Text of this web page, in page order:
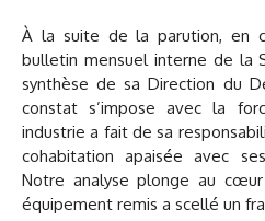
À la suite de la parution, en
bulletin mensuel interne de la
synthèse de sa Direction du
constat s’impose avec la
industrie a fait de sa
cohabitation apaisée avec
Notre analyse plonge au
équipement remis a scellé un